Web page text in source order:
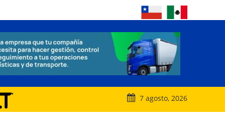
7 agosto, 2026